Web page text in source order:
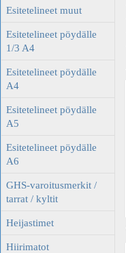
Esitetelineet muut
Esitetelineet pöydälle
1/3 A4
Esitetelineet pöydälle
A4
Esitetelineet pöydälle
A5
Esitetelineet pöydälle
A6
GHS-varoitusmerkit /
tarrat / kyltit
Heijastimet
Hiirimatot